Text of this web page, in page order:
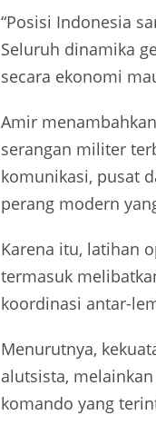
“Posisi Indonesia
Seluruh dinamika
secara ekonomi
Amir
serangan militer
komunikasi, pusat
perang modern
Karena itu, latihan
termasuk
koordinasi antar-
Menurutnya,
alutsista,
komando yang